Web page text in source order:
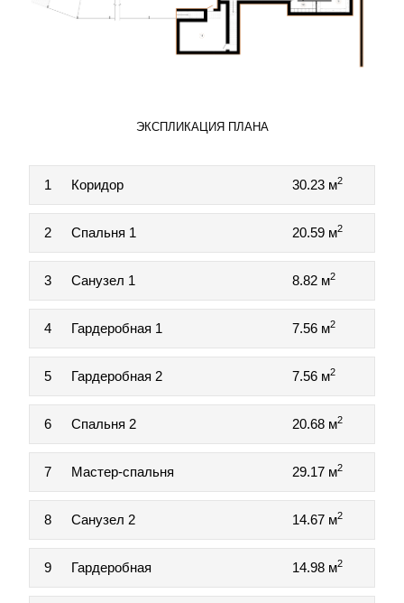
ЭКСПЛИКАЦИЯ ПЛАНА
1 Коридор 30.23 м2
2 Спальня 1 20.59 м2
3 Санузел 1 8.82 м2
4 Гардеробная 1 7.56 м2
5 Гардеробная 2 7.56 м2
6 Спальня 2 20.68 м2
7 Мастер-спальня 29.17 м2
8 Санузел 2 14.67 м2
9 Гардеробная 14.98 м2